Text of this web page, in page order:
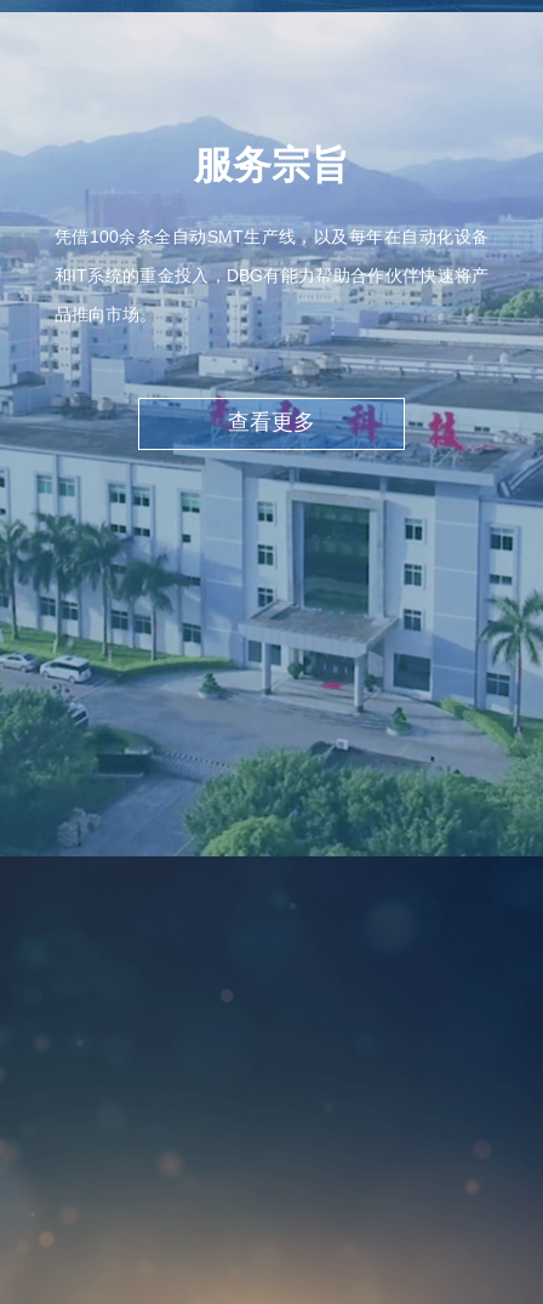
服务宗旨
凭借100余条全自动SMT生产线，以及每年在自动化设备
和IT系统的重金投入，DBG有能力帮助合作伙伴快速将产
品推向市场。
查看更多